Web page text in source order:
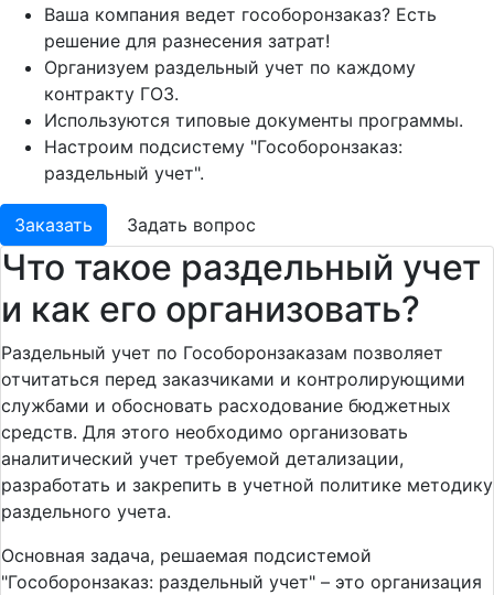
Ваша компания ведет гособоронзаказ? Есть
решение для разнесения затрат!
Организуем раздельный учет по каждому
контракту ГОЗ.
Используются типовые документы программы.
Настроим подсистему "Гособоронзаказ:
раздельный учет".
Заказать Задать вопрос
Что такое раздельный учет
и как его организовать?
Раздельный учет по Гособоронзаказам позволяет
отчитаться перед заказчиками и контролирующими
службами и обосновать расходование бюджетных
средств. Для этого необходимо организовать
аналитический учет требуемой детализации,
разработать и закрепить в учетной политике методику
раздельного учета.
Основная задача, решаемая подсистемой
"Гособоронзаказ: раздельный учет" – это организация